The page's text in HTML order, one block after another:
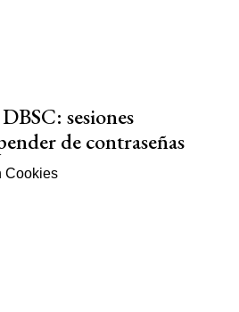
sesiones
de contraseñas